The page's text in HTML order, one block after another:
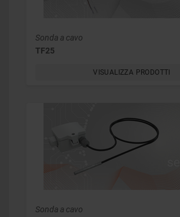
Sonda a cavo
TF25
VISUALIZZA PRODOTTI
Sonda a cavo